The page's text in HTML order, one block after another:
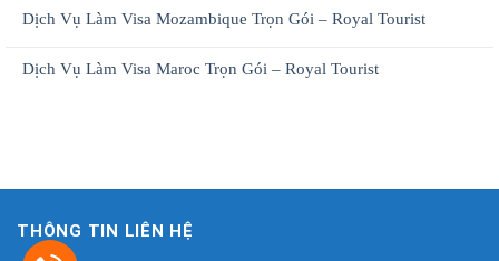
Dịch Vụ Làm Visa Mozambique Trọn Gói – Royal Tourist
Dịch Vụ Làm Visa Maroc Trọn Gói – Royal Tourist
THÔNG TIN LIÊN HỆ